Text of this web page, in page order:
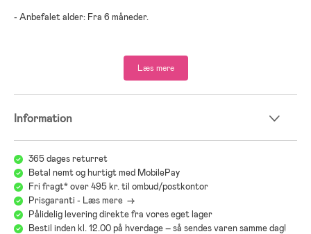
- Anbefalet alder: Fra 6 måneder.
Læs mere
Information
365 dages returret
Betal nemt og hurtigt med MobilePay
Fri fragt* over 495 kr. til ombud/postkontor
Prisgaranti - Læs mere ->
Pålidelig levering direkte fra vores eget lager
Bestil inden kl. 12.00 på hverdage – så sendes varen samme dag!